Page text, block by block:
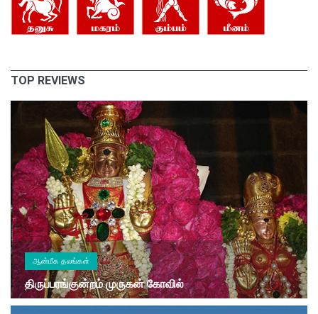
TOP REVIEWS
ஆன்மீக தலங்கள்
திருப்பரங்குன்றம் முருகன் கோவில்